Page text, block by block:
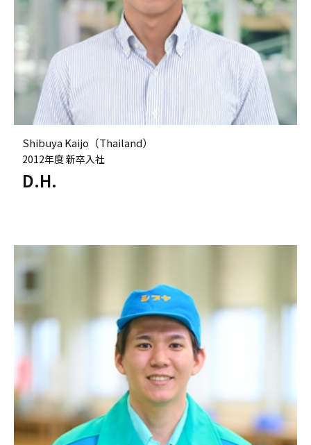
Shibuya Kaijo（Thailand）
2012年度 新卒入社
D.H.